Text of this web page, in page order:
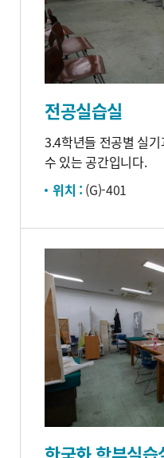
전공실습실
3.4학년들 전공별 실
수 있는 공간입니다.
위치 : (G)-401